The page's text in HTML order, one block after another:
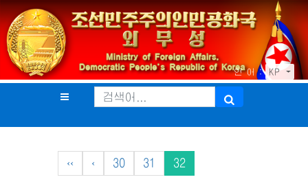
언 어 : KP
‹‹ ‹ 30 31 32